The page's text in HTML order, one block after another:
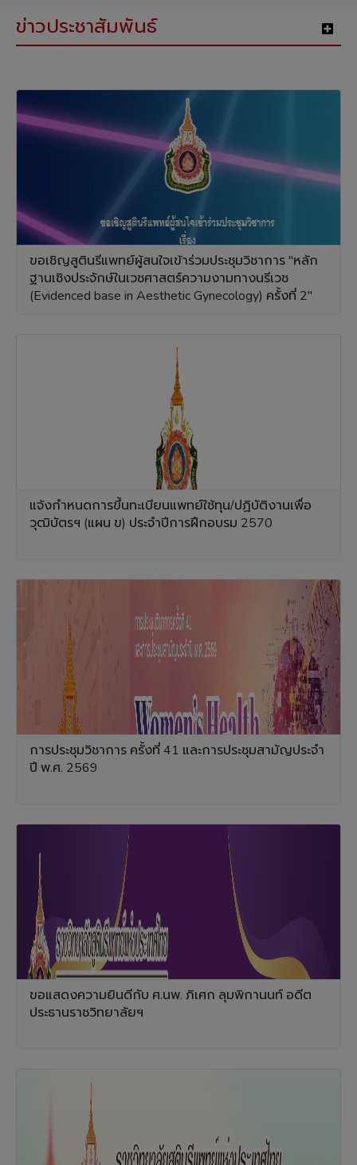
ข่าวประชาสัมพันธ์
ขอเชิญสูตินรีแพทย์ผู้สนใจเข้าร่วมประชุมวิชาการ "หลัก
ฐานเชิงประจักษ์ในเวชศาสตร์ความงามทางนรีเวช
(Evidenced base in Aesthetic Gynecology) ครั้งที่ 2"
แจ้งกำหนดการขึ้นทะเบียนแพทย์ใช้ทุน/ปฏิบัติงานเพื่อ
วุฒิบัตรฯ (แผน ข) ประจำปีการฝึกอบรม 2570
การประชุมวิชาการ ครั้งที่ 41 และการประชุมสามัญประจำ
ปี พ.ศ. 2569
ขอแสดงความยินดีกับ ศ.นพ. ภิเศก ลุมพิกานนท์ อดีต
ประธานราชวิทยาลัยฯ